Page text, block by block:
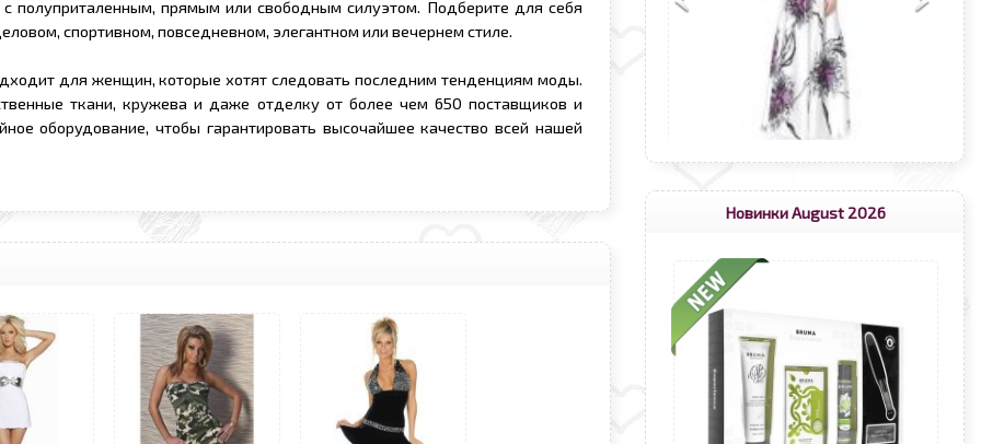
полуприталенным, прямым или свободным силуэтом. Подберите для себя
спортивном, повседневном, элегантном или вечернем стиле.
для женщин, которые хотят следовать последним тенденциям моды.
ткани, кружева и даже отделку от более чем 650 поставщиков и
оборудование, чтобы гарантировать высочайшее качество всей нашей
Новинки August 2026